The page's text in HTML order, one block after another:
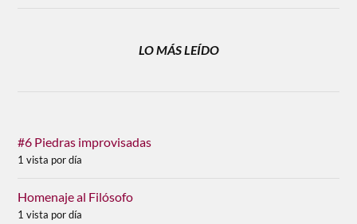
LO MÁS LEÍDO
#6 Piedras improvisadas
1 vista por día
Homenaje al Filósofo
1 vista por día